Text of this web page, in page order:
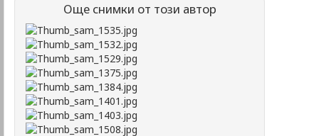
Още снимки от този автор